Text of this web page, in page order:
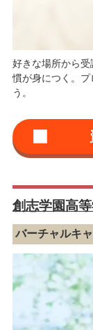
好きな場所から
慣が身につく。
う。
創志学園高
バーチャルキ